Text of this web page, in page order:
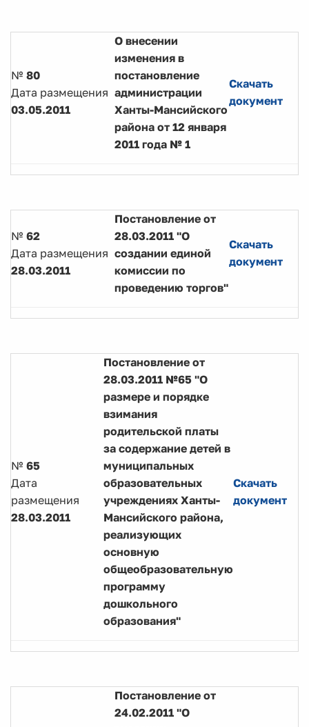
№ 80
Дата размещения
03.05.2011
О внесении
изменения в
постановление
администрации
Ханты-Мансийского
района от 12 января
2011 года № 1
Скачать
документ
№ 62
Дата размещения
28.03.2011
Постановление от
28.03.2011 "О
создании единой
комиссии по
проведению торгов"
Скачать
документ
№ 65
Дата
размещения
28.03.2011
Постановление от
28.03.2011 №65 "О
размере и порядке
взимания
родительской платы
за содержание детей в
муниципальных
образовательных
учреждениях Ханты-
Мансийского района,
реализующих
основную
общеобразовательную
программу
дошкольного
образования"
Скачать
документ
Постановление от
24.02.2011 "О